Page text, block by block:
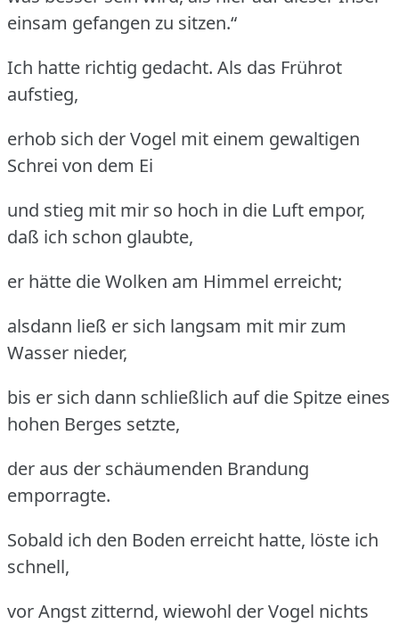
einsam gefangen zu sitzen.“
Ich hatte richtig gedacht. Als das Frührot
aufstieg,
erhob sich der Vogel mit einem gewaltigen
Schrei von dem Ei
und stieg mit mir so hoch in die Luft empor,
daß ich schon glaubte,
er hätte die Wolken am Himmel erreicht;
alsdann ließ er sich langsam mit mir zum
Wasser nieder,
bis er sich dann schließlich auf die Spitze eines
hohen Berges setzte,
der aus der schäumenden Brandung
emporragte.
Sobald ich den Boden erreicht hatte, löste ich
schnell,
vor Angst zitternd, wiewohl der Vogel nichts